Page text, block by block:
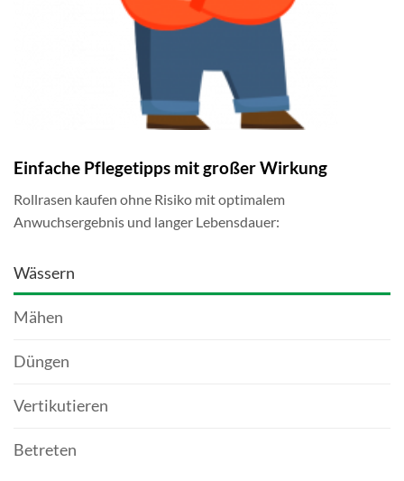
Einfache Pflegetipps mit großer Wirkung
Rollrasen kaufen ohne Risiko mit optimalem
Anwuchsergebnis und langer Lebensdauer:
Wässern
Mähen
Düngen
Vertikutieren
Betreten